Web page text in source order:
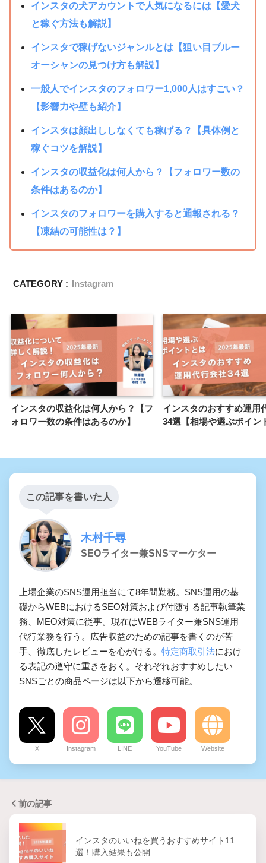
インスタの犬アカウントで人気になるには【愛犬
と稼ぐ方法も解説】
インスタで稼げないジャンルとは【狙い目ブルー
オーシャンの見つけ方も解説】
一般人でインスタのフォロワー1,000人はすごい？
【影響力や壁も紹介】
インスタは顔出ししなくても稼げる？【具体例と
稼ぐコツを解説】
インスタの収益化は何人から？【フォロワー数の
条件はあるのか】
インスタのフォロワーを購入すると通報される？
【凍結の可能性は？】
CATEGORY : Instagram
インスタの収益化は何人から？【フ
ォロワー数の条件はあるのか】
インスタのおすすめ運用
34選【相場や選ぶポイン
この記事を書いた人
木村千尋
SEOライター兼SNSマーケター
上場企業のSNS運用担当にて8年間勤務。SNS運用の基
礎からWEBにおけるSEO対策および付随する記事執筆業
務、MEO対策に従事。現在はWEBライター兼SNS運用
代行業務を行う。広告収益のための記事を書くのが苦
手、徹底したレビューを心がける。 特定商取引法におけ
る表記の遵守に重きをおく。それぞれおすすめしたい
SNSごとの商品ページは以下から遷移可能。
X Instagram LINE YouTube Website
前の記事
インスタのいいねを買うおすすめサイト11
選！購入結果も公開